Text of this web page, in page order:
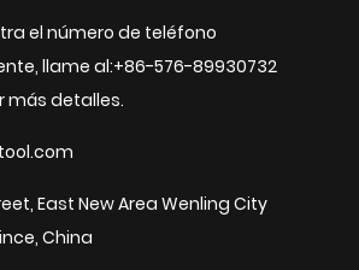
el número de teléfono
llame al:+86-576-89930732
más detalles.
East New Area Wenling City
China